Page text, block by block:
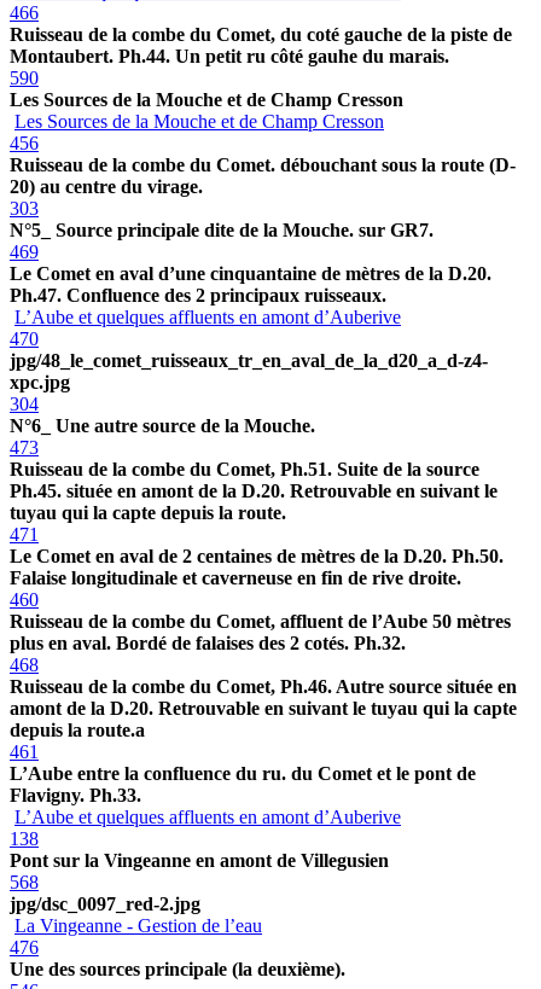
466
Ruisseau de la combe du Comet, du coté gauche de la piste de
Montaubert. Ph.44. Un petit ru côté gauhe du marais.
590
Les Sources de la Mouche et de Champ Cresson
Les Sources de la Mouche et de Champ Cresson
456
Ruisseau de la combe du Comet. débouchant sous la route (D-
20) au centre du virage.
303
N°5_ Source principale dite de la Mouche. sur GR7.
469
Le Comet en aval d’une cinquantaine de mètres de la D.20.
Ph.47. Confluence des 2 principaux ruisseaux.
L’Aube et quelques affluents en amont d’Auberive
470
jpg/48_le_comet_ruisseaux_tr_en_aval_de_la_d20_a_d-z4-
xpc.jpg
304
N°6_ Une autre source de la Mouche.
473
Ruisseau de la combe du Comet, Ph.51. Suite de la source
Ph.45. située en amont de la D.20. Retrouvable en suivant le
tuyau qui la capte depuis la route.
471
Le Comet en aval de 2 centaines de mètres de la D.20. Ph.50.
Falaise longitudinale et caverneuse en fin de rive droite.
460
Ruisseau de la combe du Comet, affluent de l’Aube 50 mètres
plus en aval. Bordé de falaises des 2 cotés. Ph.32.
468
Ruisseau de la combe du Comet, Ph.46. Autre source située en
amont de la D.20. Retrouvable en suivant le tuyau qui la capte
depuis la route.a
461
L’Aube entre la confluence du ru. du Comet et le pont de
Flavigny. Ph.33.
L’Aube et quelques affluents en amont d’Auberive
138
Pont sur la Vingeanne en amont de Villegusien
568
jpg/dsc_0097_red-2.jpg
La Vingeanne - Gestion de l’eau
476
Une des sources principale (la deuxième).